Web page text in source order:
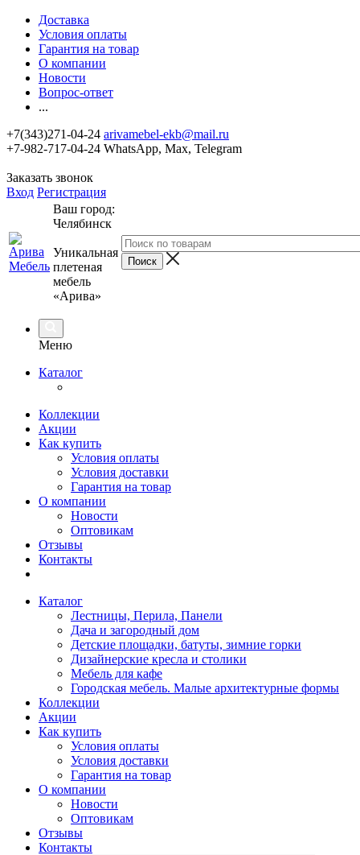
Доставка
Условия оплаты
Гарантия на товар
О компании
Новости
Вопрос-ответ
...
+7(343)271-04-24 arivamebel-ekb@mail.ru
+7-982-717-04-24 WhatsApp, Max, Telegram
Заказать звонок
Вход Регистрация
Ваш город:
Челябинск
Уникальная
плетеная
мебель
«Арива»
Меню
Каталог
Коллекции
Акции
Как купить
Условия оплаты
Условия доставки
Гарантия на товар
О компании
Новости
Оптовикам
Отзывы
Контакты
Каталог
Лестницы, Перила, Панели
Дача и загородный дом
Детские площадки, батуты, зимние горки
Дизайнерские кресла и столики
Мебель для кафе
Городская мебель. Малые архитектурные формы
Коллекции
Акции
Как купить
Условия оплаты
Условия доставки
Гарантия на товар
О компании
Новости
Оптовикам
Отзывы
Контакты